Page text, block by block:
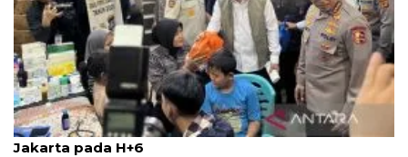
Kapolri sebut 2.561.629 pemudik sudah kembali ke
Jakarta pada H+6